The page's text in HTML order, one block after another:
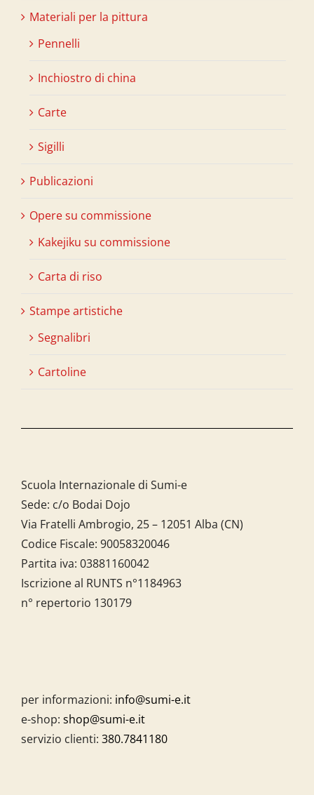
Materiali per la pittura
Pennelli
Inchiostro di china
Carte
Sigilli
Publicazioni
Opere su commissione
Kakejiku su commissione
Carta di riso
Stampe artistiche
Segnalibri
Cartoline
Scuola Internazionale di Sumi-e
Sede: c/o Bodai Dojo
Via Fratelli Ambrogio, 25 – 12051 Alba (CN)
Codice Fiscale: 90058320046
Partita iva: 03881160042
Iscrizione al RUNTS n°1184963
n° repertorio 130179
per informazioni: info@sumi-e.it
e-shop: shop@sumi-e.it
servizio clienti: 380.7841180